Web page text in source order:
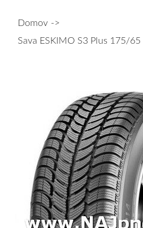
Osobné/crossover + malé
SUV/crossover + OFFRoad-
Dodávkové + malé úžitkové
Celoročné pneumatiky
Domov
Sava ESKIMO S3 Plus 175/